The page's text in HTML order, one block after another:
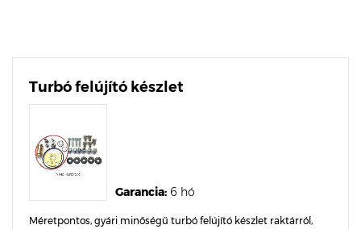
Turbó felújító készlet
Garancia: 6 hó
Méretpontos, gyári minőségű turbó felújító készlet raktárról,